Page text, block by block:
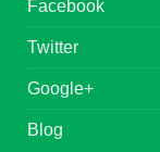
Facebook
Twitter
Google+
Blog